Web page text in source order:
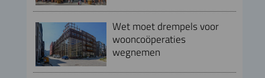
Wet moet drempels voor
wooncoöperaties
wegnemen